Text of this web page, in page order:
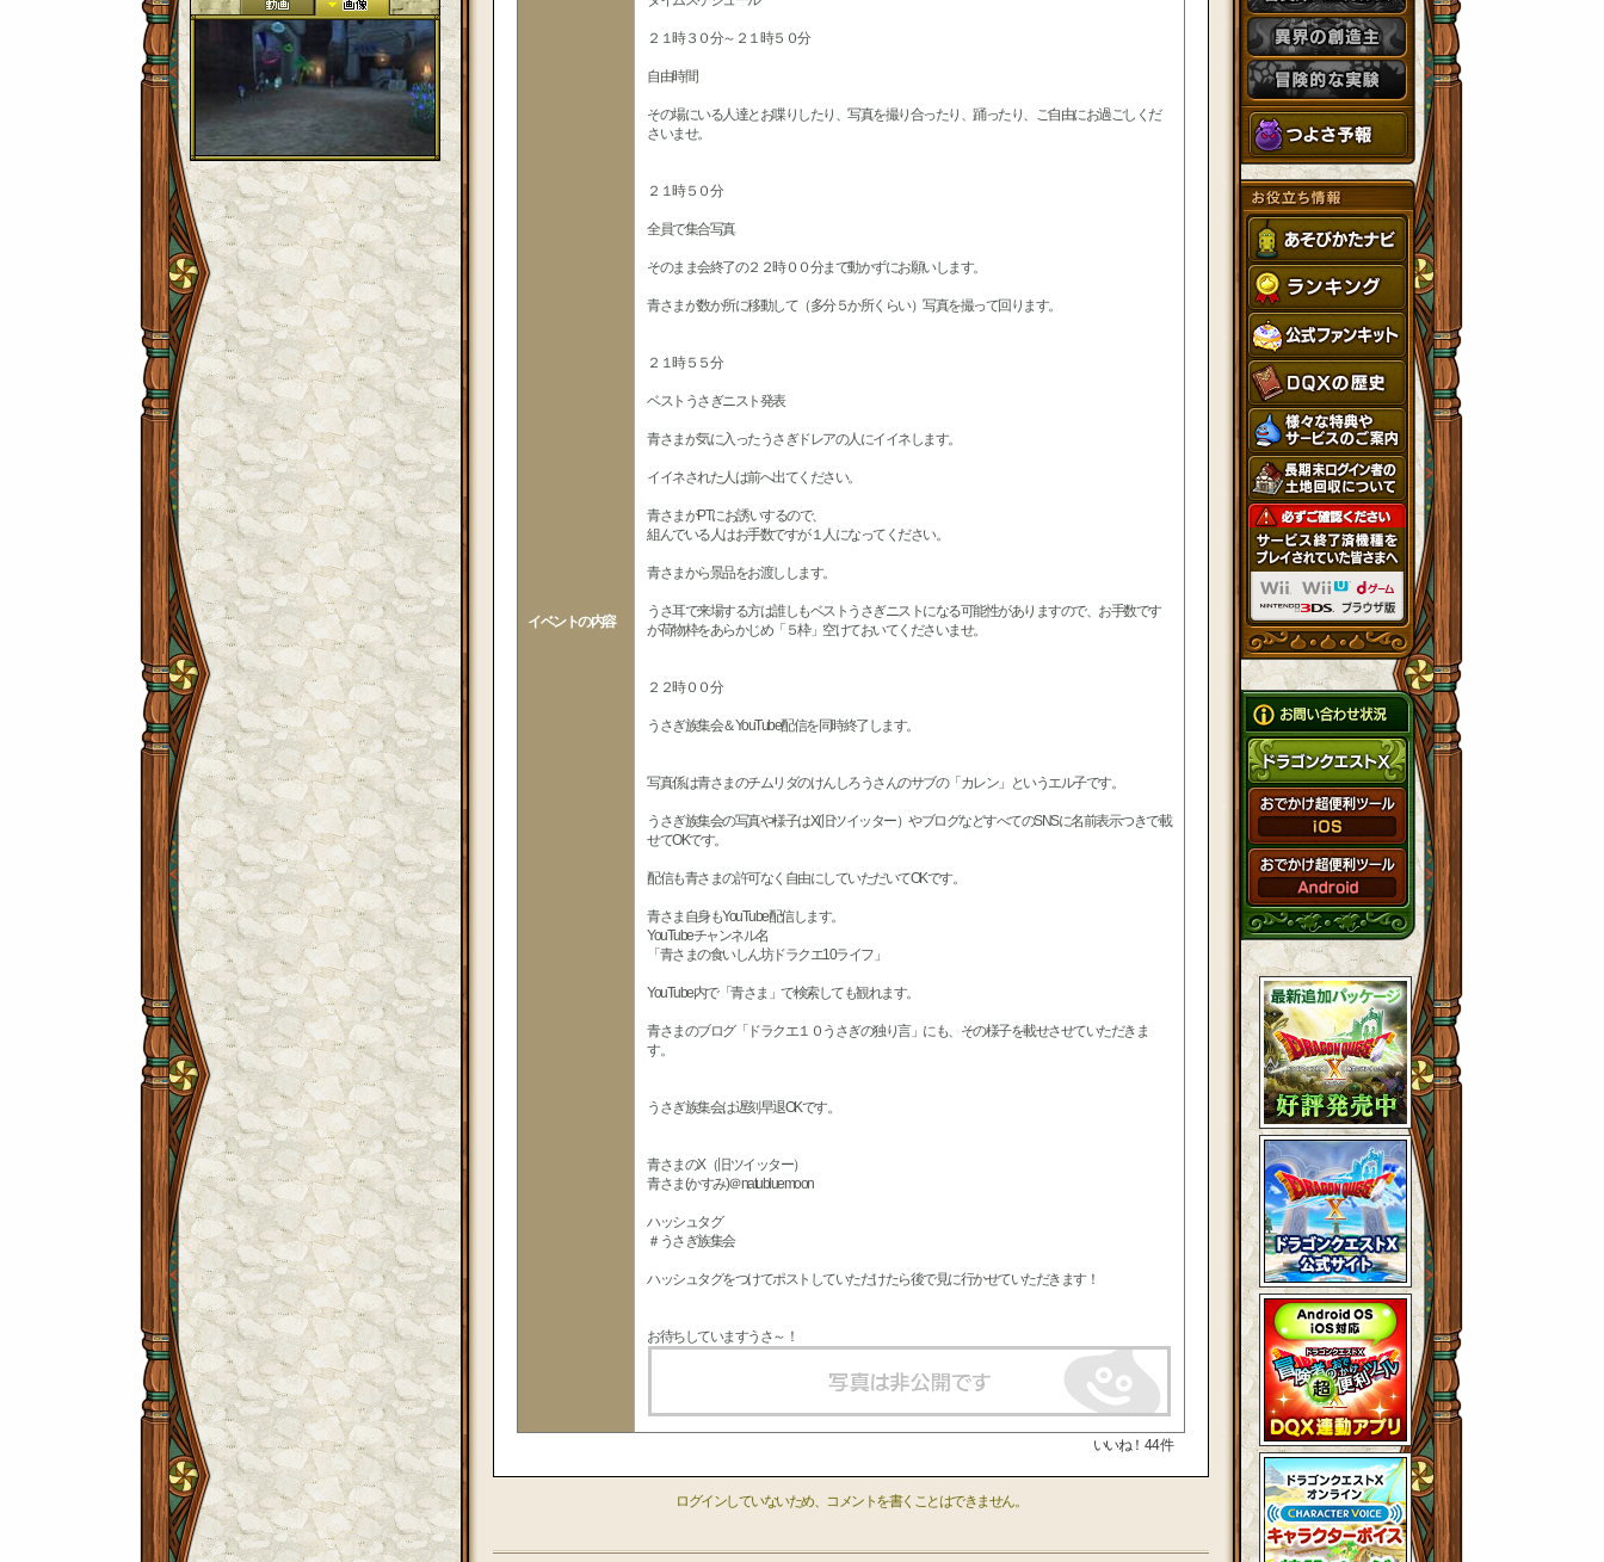
イベントの内容
２１時３０分～２１時５０分
自由時間
その場にいる人達とお喋りしたり、写真を撮り合ったり、踊ったり、ご自由にお過ごしくだ
さいませ。
２１時５０分
全員で集合写真
そのまま会終了の２２時００分まで動かずにお願いします。
青さまが数か所に移動して（多分５か所くらい）写真を撮って回ります。
２１時５５分
ベストうさぎニスト発表
青さまが気に入ったうさぎドレアの人にイイネします。
イイネされた人は前へ出てください。
青さまがPTにお誘いするので、
組んでいる人はお手数ですが１人になってください。
青さまから景品をお渡しします。
うさ耳で来場する方は誰しもベストうさぎニストになる可能性がありますので、お手数です
が荷物枠をあらかじめ「５枠」空けておいてくださいませ。
２２時００分
うさぎ族集会＆YouTube配信を同時終了します。
写真係は青さまのチムリダのけんしろうさんのサブの「カレン」というエル子です。
うさぎ族集会の写真や様子はX(旧ツイッター）やブログなどすべてのSNSに名前表示つきで載
せてOKです。
配信も青さまの許可なく自由にしていただいてOKです。
青さま自身もYouTube配信します。
YouTubeチャンネル名
「青さまの食いしん坊ドラクエ10ライフ」
YouTube内で「青さま」で検索しても観れます。
青さまのブログ「ドラクエ１０うさぎの独り言」にも、その様子を載せさせていただきま
す。
うさぎ族集会は遅刻早退OKです。
青さまのX（旧ツイッター）
青さま(かすみ)＠natubluemoon
ハッシュタグ
＃うさぎ族集会
ハッシュタグをつけてポストしていただけたら後で見に行かせていただきます！
お待ちしていますうさ～！
いいね！ 44件
ログインしていないため、コメントを書くことはできません。